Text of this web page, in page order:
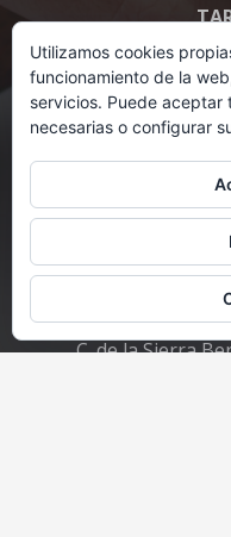
Contacto
+34 914
C. de la Sierra
Utilizamos cookies
funcionamiento de la
servicios. Puede aceptar
necesarias o configurar